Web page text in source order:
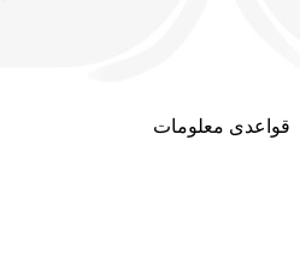
قواعدی معلومات